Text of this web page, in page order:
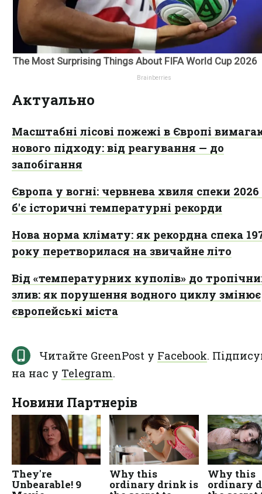
Актуально
Масштабні лісові пожежі в Європі
нового підходу: від реагування — до
запобігання
Європа у вогні: червнева хвиля спеки
б'є історичні температурні рекорди
Нова норма клімату: як рекордна спека
року перетворилася на звичайне літо
Від «температурних куполів» до
злив: як порушення водного циклу змінює
європейські міста
Читайте GreenPost у Facebook.
на нас у Telegram.